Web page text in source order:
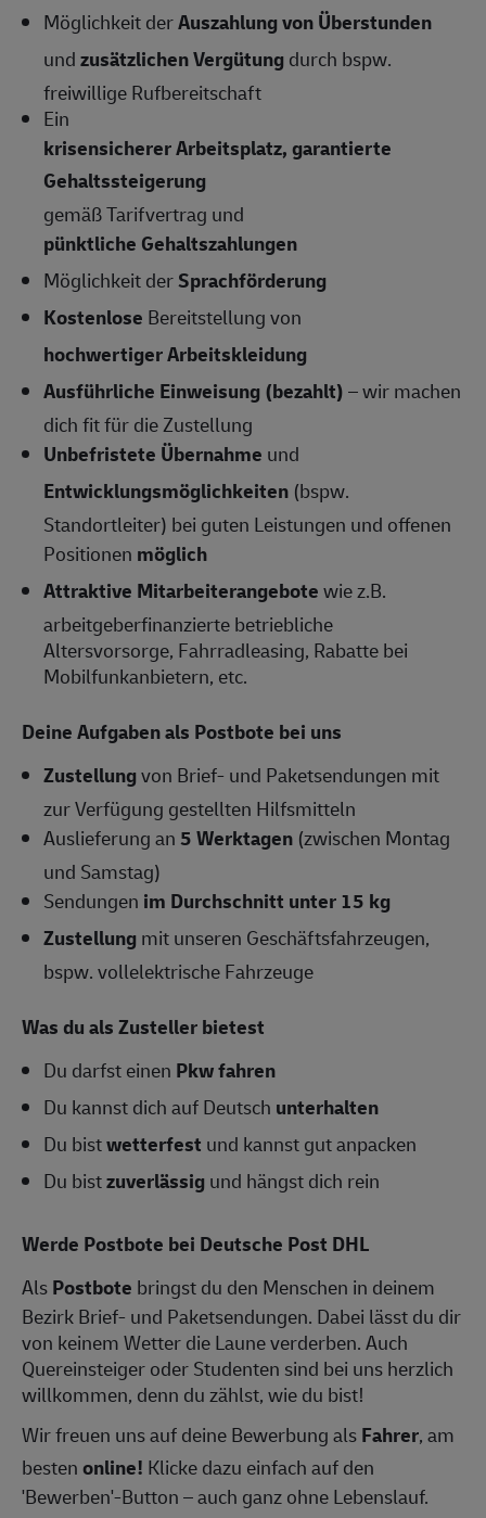
Möglichkeit derAuszahlung von Überstunden
undzusätzlichen Vergütungdurch bspw.
freiwillige Rufbereitschaft
Ein
krisensicherer Arbeitsplatz, garantierte
Gehaltssteigerung
gemäß Tarifvertrag und
pünktliche Gehaltszahlungen
Möglichkeit derSprachförderung
Kostenlose Bereitstellung von
hochwertiger Arbeitskleidung
Ausführliche Einweisung (bezahlt)– wir machen
dich fit für die Zustellung
Unbefristete Übernahme und
Entwicklungsmöglichkeiten (bspw.
Standortleiter) bei guten Leistungen und offenen
Positionen möglich
Attraktive Mitarbeiterangebotewie z.B.
arbeitgeberfinanzierte betriebliche
Altersvorsorge, Fahrradleasing, Rabatte bei
Mobilfunkanbietern, etc.
Deine Aufgaben als Postbote bei uns
Zustellungvon Brief- und Paketsendungen mit
zur Verfügung gestellten Hilfsmitteln
Auslieferung an5 Werktagen (zwischen Montag
und Samstag)
Sendungen im Durchschnitt unter 15 kg
Zustellungmit unseren Geschäftsfahrzeugen,
bspw. vollelektrische Fahrzeuge
Was du als Zusteller bietest
Du darfst einen Pkw fahren
Du kannst dich auf Deutsch unterhalten
Du bistwetterfest und kannst gut anpacken
Du bistzuverlässigund hängst dich rein
Werde Postbote bei Deutsche Post DHL
AlsPostbote bringst du den Menschen in deinem
Bezirk Brief- und Paketsendungen. Dabei lässt du dir
von keinem Wetter die Laune verderben. Auch
Quereinsteiger oder Studenten sind bei uns herzlich
willkommen, denn du zählst, wie du bist!
Wir freuen uns auf deine Bewerbung alsFahrer, am
bestenonline! Klicke dazu einfach auf den
'Bewerben'-Button – auch ganz ohne Lebenslauf.